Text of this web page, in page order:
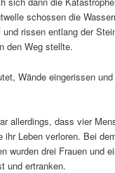
schossen die
rissen entlang der
den Weg stellte.
Wände eingerissen
allerdings, dass vier
ihr Leben verloren. Bei
wurden drei Frauen und
und ertranken.